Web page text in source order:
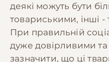
деякі можуть бути
товариськими, інші
При правильній
дуже довірливими
зазначити, що ці